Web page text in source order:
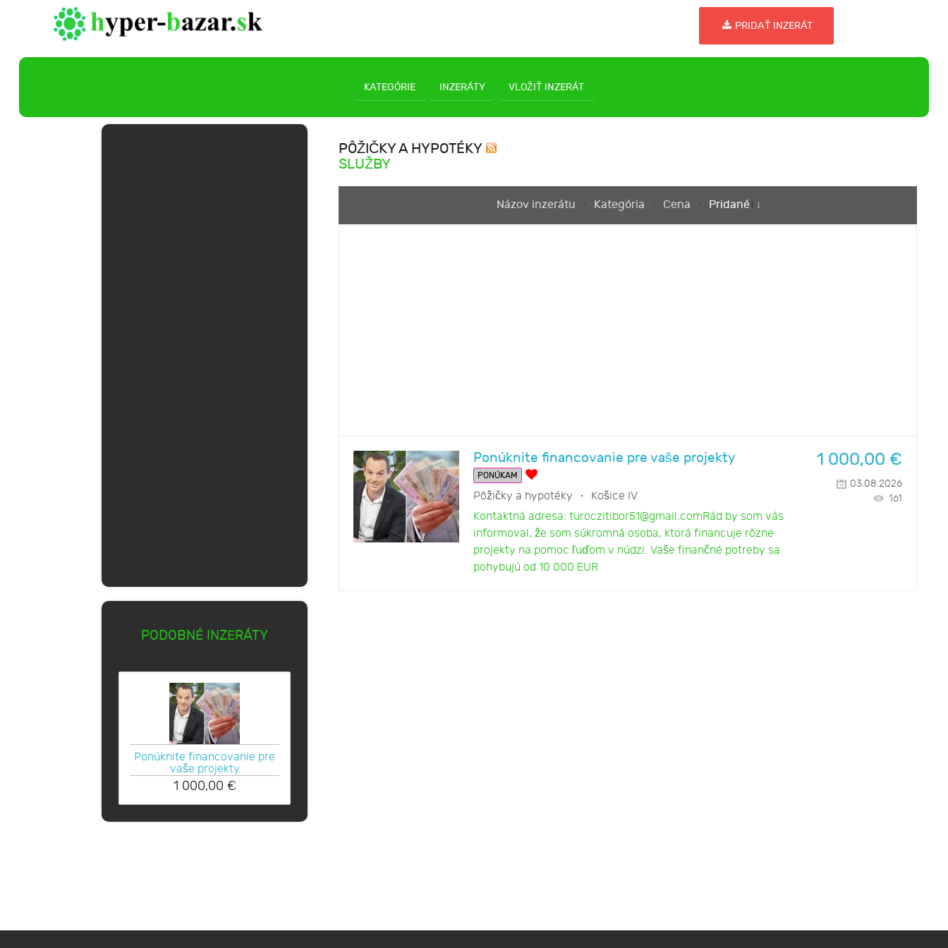
PRIDAŤ INZERÁT
KATEGÓRIE INZERÁTY VLOŽIŤ INZERÁT
PODOBNÉ INZERÁTY
Ponúknite financovanie pre
vaše projekty
1 000,00 €
PÔŽIČKY A HYPOTÉKY
SLUŽBY
Názov inzerátu Kategória Cena Pridané
Ponúknite financovanie pre vaše projekty
PONÚKAM
Pôžičky a hypotéky
Košice IV
Kontaktná adresa: turoczitibor51@gmail.comRád by som vás
informoval, že som súkromná osoba, ktorá financuje rôzne
projekty na pomoc ľuďom v núdzi. Vaše finančné potreby sa
pohybujú od 10 000 EUR
1 000,00 €
03.08.2026
161